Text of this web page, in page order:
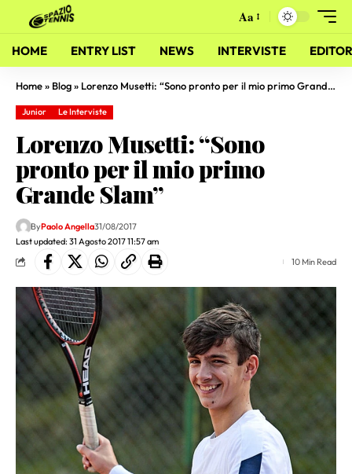
Aa
HOME ENTRY LIST NEWS INTERVISTE
Home» Blog» Lorenzo Musetti: “Sono pronto per il mio primo Grande Slam”
Junior Le Interviste
Lorenzo Musetti: “Sono
pronto per il mio primo
Grande Slam”
Last updated: 31 Agosto 2017 11:57 am
ByPaolo Angella31/08/2017
10 Min Read